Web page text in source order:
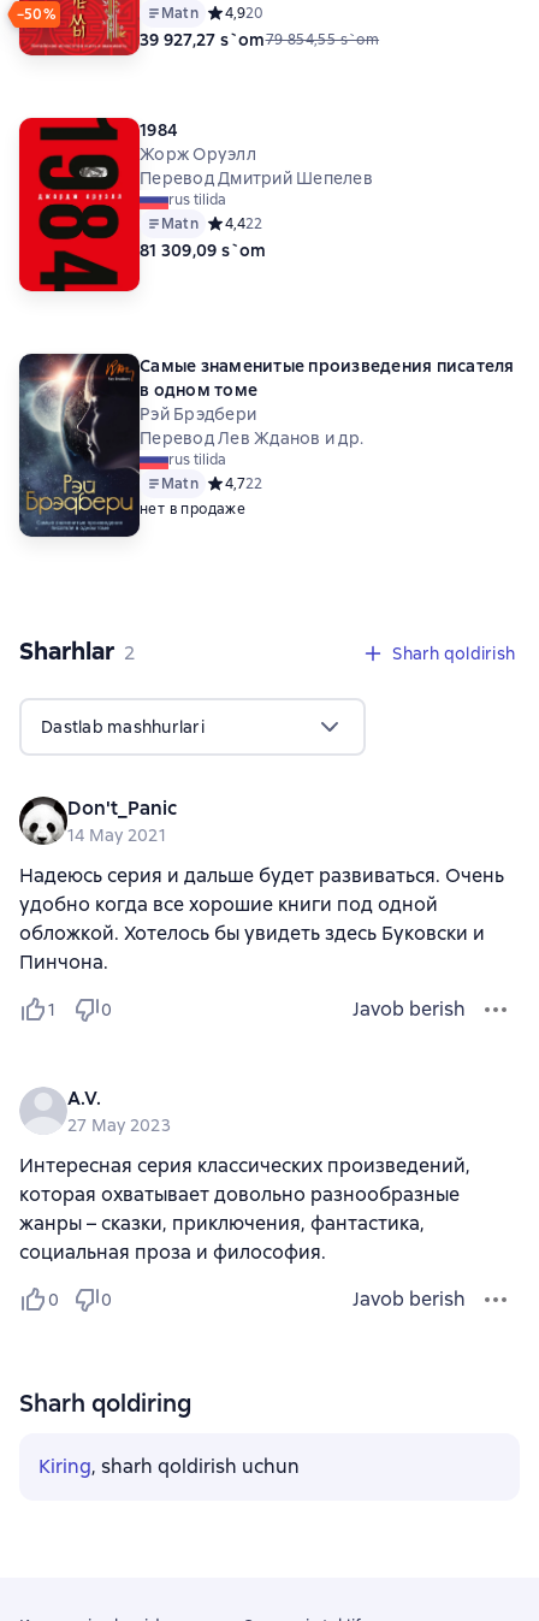
−50%
Matn Средний рейтинг 4,9 на основе 20 оценок
4,920
39 927,27 s`om79 854,55 s`om
1984
Жорж Оруэлл
Перевод Дмитрий Шепелев
rus tilida
Matn Средний рейтинг 4,4 на основе 22 оценок
4,422
81 309,09 s`om
Самые знаменитые произведения писателя
в одном томе
Рэй Брэдбери
Перевод Лев Жданов и др.
rus tilida
Matn Средний рейтинг 4,7 на основе 22 оценок
4,722
нет в продаже
Sharhlar 2 sharhlar
2 Sharh qoldirish
Dastlab mashhurlari
Don't_Panic
14 May 2021
Надеюсь серия и дальше будет развиваться. Очень
удобно когда все хорошие книги под одной
обложкой. Хотелось бы увидеть здесь Буковски и
Пинчона.
1 0 Javob berish
A.V.
27 May 2023
Интересная серия классических произведений,
которая охватывает довольно разнообразные
жанры – сказки, приключения, фантастика,
социальная проза и философия.
0 0 Javob berish
Sharh qoldiring
Kiring, sharh qoldirish uchun